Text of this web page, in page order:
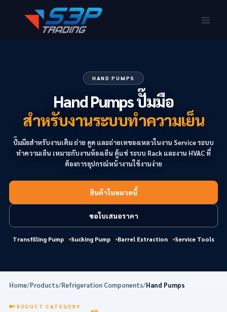
HAND PUMPS
Hand Pumps ปั๊มมือ
สำหรับงานระบบทำความเย็น
ปั๊มมือสำหรับงานเติม ถ่าย ดูด และถ่ายเทของเหลวในงาน Service ระบบ
ทำความเย็น เหมาะกับงานห้องเย็น ตู้แช่ ระบบ Rack และงาน HVAC ที่
ต้องการอุปกรณ์หน้างานใช้งานง่าย
สินค้าในหมวดนี้
ขอใบเสนอราคา
Transfilling Pump Sucking Pump Barrel Extraction Service Tools
Home/Products/Refrigeration Components/Hand Pumps
PRODUCT CATEGORY